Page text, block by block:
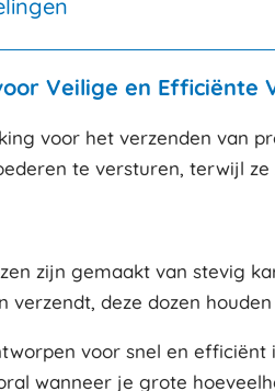
Veilige en Efficiënte
voor het verzenden van
te versturen, terwijl
zijn gemaakt van stevig
deze dozen
voor snel en
wanneer je grote